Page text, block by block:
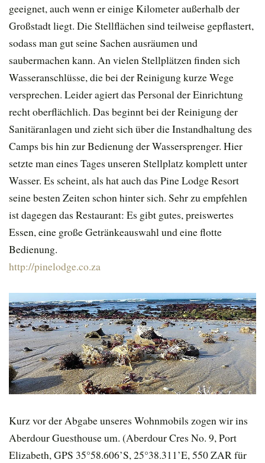
geeignet, auch wenn er einige Kilometer außerhalb der
Großstadt liegt. Die Stellflächen sind teilweise gepflastert,
sodass man gut seine Sachen ausräumen und
saubermachen kann. An vielen Stellplätzen finden sich
Wasseranschlüsse, die bei der Reinigung kurze Wege
versprechen. Leider agiert das Personal der Einrichtung
recht oberflächlich. Das beginnt bei der Reinigung der
Sanitäranlagen und zieht sich über die Instandhaltung des
Camps bis hin zur Bedienung der Wassersprenger. Hier
setzte man eines Tages unseren Stellplatz komplett unter
Wasser. Es scheint, als hat auch das Pine Lodge Resort
seine besten Zeiten schon hinter sich. Sehr zu empfehlen
ist dagegen das Restaurant: Es gibt gutes, preiswertes
Essen, eine große Getränkeauswahl und eine flotte
Bedienung.
http://pinelodge.co.za
Kurz vor der Abgabe unseres Wohnmobils zogen wir ins
Aberdour Guesthouse um. (Aberdour Cres No. 9, Port
Elizabeth, GPS 35°58.606’S, 25°38.311’E, 550 ZAR für